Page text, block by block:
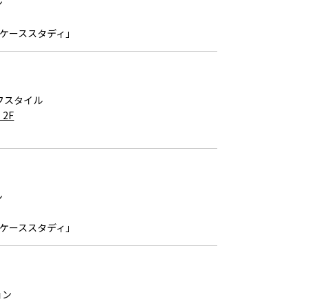
ーススタディ」
スタイル
ーススタディ」